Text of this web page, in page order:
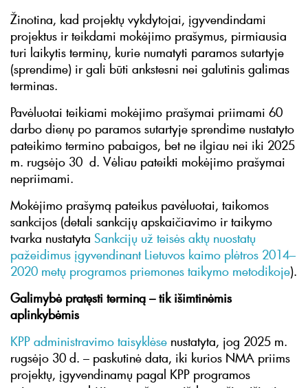
Žinotina, kad projektų vykdytojai, įgyvendindami
projektus ir teikdami mokėjimo prašymus, pirmiausia
turi laikytis terminų, kurie numatyti paramos sutartyje
(sprendime) ir gali būti ankstesni nei galutinis galimas
terminas.
Pavėluotai teikiami mokėjimo prašymai priimami 60
darbo dienų po paramos sutartyje sprendime nustatyto
pateikimo termino pabaigos, bet ne ilgiau nei iki 2025
m. rugsėjo 30 d. Vėliau pateikti mokėjimo prašymai
nepriimami.
Mokėjimo prašymą pateikus pavėluotai, taikomos
sankcijos (detali sankcijų apskaičiavimo ir taikymo
tvarka nustatyta Sankcijų už teisės aktų nuostatų
pažeidimus įgyvendinant Lietuvos kaimo plėtros 2014–
2020 metų programos priemones taikymo metodikoje).
Galimybė pratęsti terminą – tik išimtinėmis
aplinkybėmis
KPP administravimo taisyklėse nustatyta, jog 2025 m.
rugsėjo 30 d. – paskutinė data, iki kurios NMA priims
projektų, įgyvendinamų pagal KPP programos